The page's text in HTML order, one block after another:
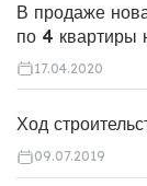
В продаже
по 4 квартиры
17.04.2020
Ход
09.07.2019